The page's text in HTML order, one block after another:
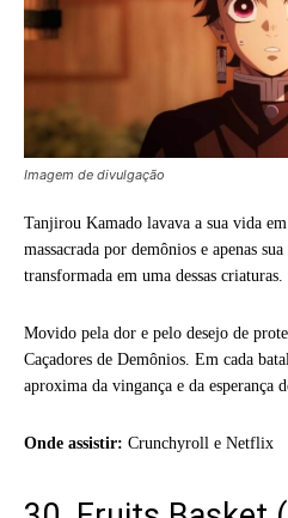
Imagem de divulgação
Tanjirou Kamado lavava a sua vida
massacrada por demônios e apenas
transformada em uma dessas criaturas.
Movido pela dor e pelo desejo de
Caçadores de Demônios. Em cada
aproxima da vingança e da esperança
Onde assistir: Crunchyroll e Netflix